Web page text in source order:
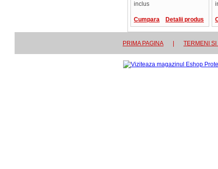
inclus
Cumpara Detalii produs
PRIMA PAGINA TERMENI SI